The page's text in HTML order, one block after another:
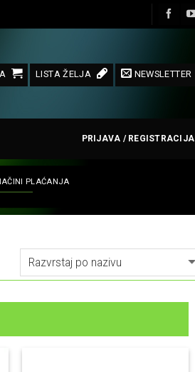
LISTA ŽELJA NEWSLETTER
PRIJAVA / REGISTRACIJA
PLAĆANJA